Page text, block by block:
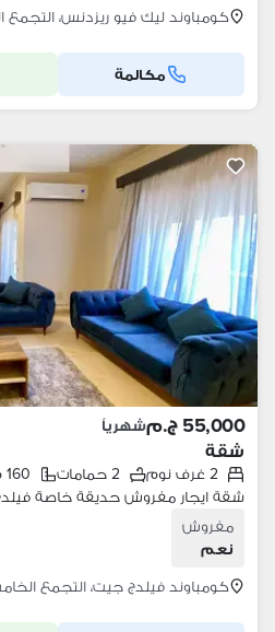
كومباوند ليك فيو ريزدنس،
مكالمة
55,000 ج.م شهرياً
شقة
2 غرف نوم 2 حمامات
160 م٢
مفروش
نعم
كومباوند فيلدج جيت، التجمع